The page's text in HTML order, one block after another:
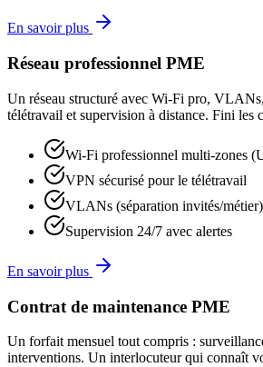
En savoir plus
Réseau professionnel PME
Un réseau structuré avec Wi-Fi pro,
télétravail et supervision à distance. Fini les
Wi-Fi professionnel multi-zones
VPN sécurisé pour le télétravail
VLANs (séparation invités/métier)
Supervision 24/7 avec alertes
En savoir plus
Contrat de maintenance PME
Un forfait mensuel tout compris :
interventions. Un interlocuteur qui connaît